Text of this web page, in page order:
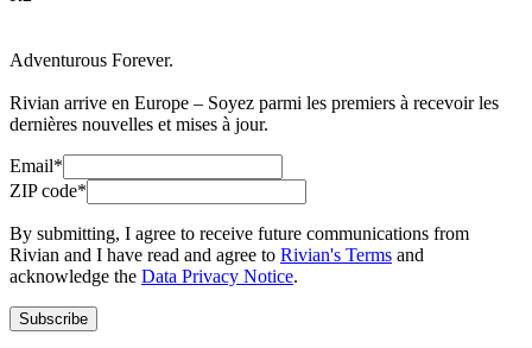
Adventurous Forever.
Rivian arrive en Europe – Soyez parmi les premiers à recevoir les
dernières nouvelles et mises à jour.
Email*
ZIP code*
By submitting, I agree to receive future communications from
Rivian and I have read and agree to Rivian's Terms and
acknowledge the Data Privacy Notice.
Subscribe